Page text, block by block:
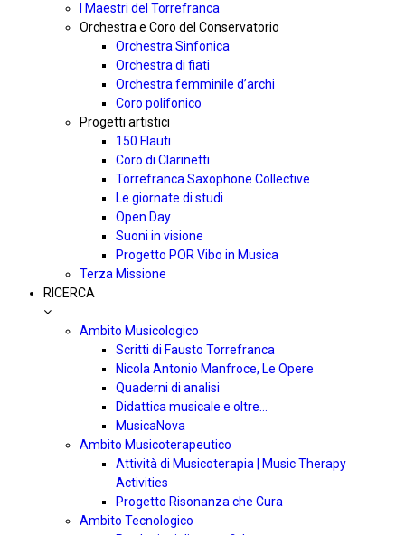
I Maestri del Torrefranca
Orchestra e Coro del Conservatorio
Orchestra Sinfonica
Orchestra di fiati
Orchestra femminile d’archi
Coro polifonico
Progetti artistici
150 Flauti
Coro di Clarinetti
Torrefranca Saxophone Collective
Le giornate di studi
Open Day
Suoni in visione
Progetto POR Vibo in Musica
Terza Missione
RICERCA
Ambito Musicologico
Scritti di Fausto Torrefranca
Nicola Antonio Manfroce, Le Opere
Quaderni di analisi
Didattica musicale e oltre…
MusicaNova
Ambito Musicoterapeutico
Attività di Musicoterapia | Music Therapy
Activities
Progetto Risonanza che Cura
Ambito Tecnologico